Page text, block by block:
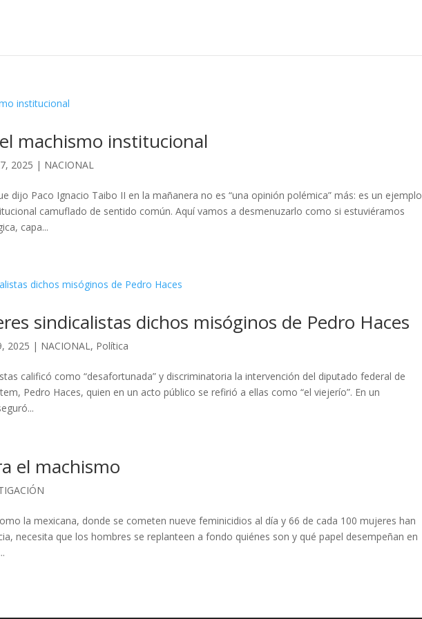
machismo institucional
2025 | NACIONAL
dijo Paco Ignacio Taibo II en la mañanera no es “una opinión polémica” más: es un ejemplo
camuflado de sentido común. Aquí vamos a desmenuzarlo como si estuviéramos
capa...
sindicalistas dichos misóginos de Pedro Haces
2025 | NACIONAL, Política
calificó como “desafortunada” y discriminatoria la intervención del diputado federal de
Pedro Haces, quien en un acto público se refirió a ellas como “el viejerío”. En un
el machismo
la mexicana, donde se cometen nueve feminicidios al día y 66 de cada 100 mujeres han
necesita que los hombres se replanteen a fondo quiénes son y qué papel desempeñan en